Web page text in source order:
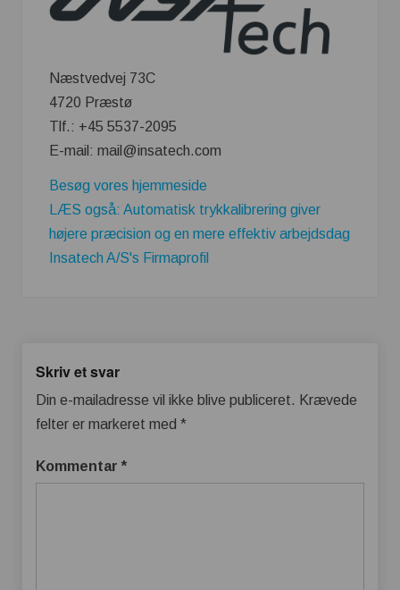
Næstvedvej 73C
4720 Præstø
Tlf.: +45 5537-2095
E-mail: mail@insatech.com
Besøg vores hjemmeside
LÆS også: Automatisk trykkalibrering giver
højere præcision og en mere effektiv arbejdsdag
Insatech A/S's Firmaprofil
Skriv et svar
Din e-mailadresse vil ikke blive publiceret. Krævede
felter er markeret med *
Kommentar *